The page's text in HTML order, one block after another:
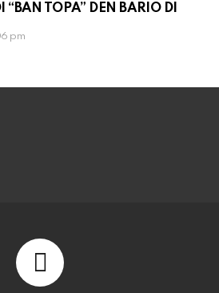
“BAN TOPA” DEN BARIO DI
pm